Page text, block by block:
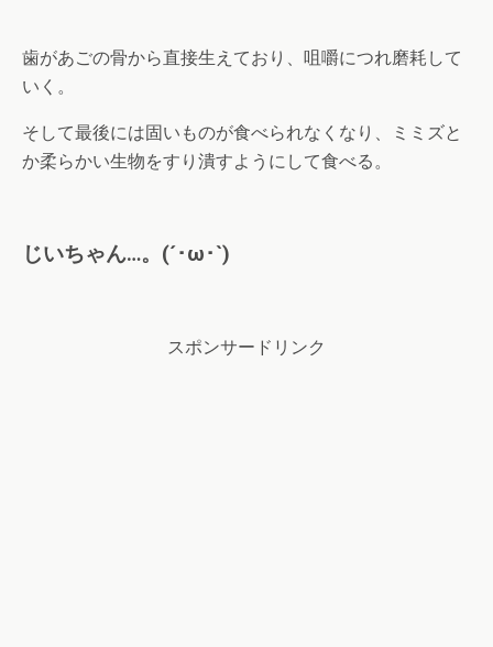
歯があごの骨から直接生えており、咀嚼につれ磨耗して
いく。
そして最後には固いものが食べられなくなり、ミミズと
か柔らかい生物をすり潰すようにして食べる。
じいちゃん…。(´･ω･`)
スポンサードリンク